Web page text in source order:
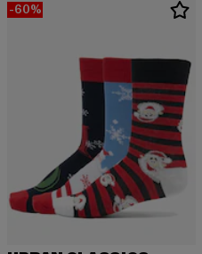
-60%